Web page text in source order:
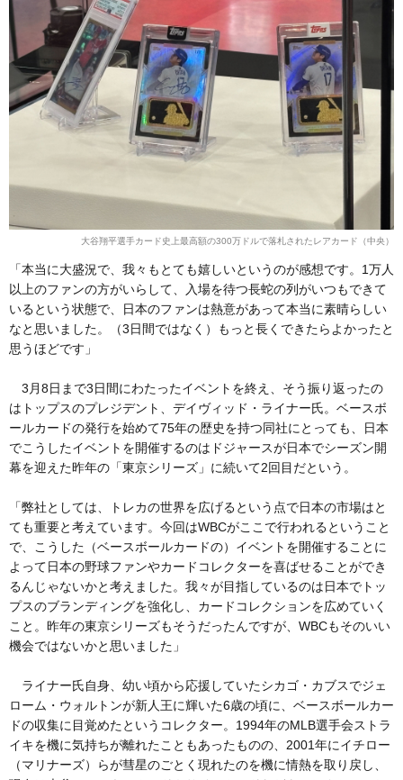
大谷翔平選手カード史上最高額の300万ドルで落札されたレアカード（中央）
「本当に大盛況で、我々もとても嬉しいというのが感想です。1万人
以上のファンの方がいらして、入場を待つ長蛇の列がいつもできて
いるという状態で、日本のファンは熱意があって本当に素晴らしい
なと思いました。（3日間ではなく）もっと長くできたらよかったと
思うほどです」
3月8日まで3日間にわたったイベントを終え、そう振り返ったの
はトップスのプレジデント、デイヴィッド・ライナー氏。ベースボ
ールカードの発行を始めて75年の歴史を持つ同社にとっても、日本
でこうしたイベントを開催するのはドジャースが日本でシーズン開
幕を迎えた昨年の「東京シリーズ」に続いて2回目だという。
「弊社としては、トレカの世界を広げるという点で日本の市場はと
ても重要と考えています。今回はWBCがここで行われるということ
で、こうした（ベースボールカードの）イベントを開催することに
よって日本の野球ファンやカードコレクターを喜ばせることができ
るんじゃないかと考えました。我々が目指しているのは日本でトッ
プスのブランディングを強化し、カードコレクションを広めていく
こと。昨年の東京シリーズもそうだったんですが、WBCもそのいい
機会ではないかと思いました」
ライナー氏自身、幼い頃から応援していたシカゴ・カブスでジェ
ローム・ウォルトンが新人王に輝いた6歳の頃に、ベースボールカー
ドの収集に目覚めたというコレクター。1994年のMLB選手会ストラ
イキを機に気持ちが離れたこともあったものの、2001年にイチロー
（マリナーズ）らが彗星のごとく現れたのを機に情熱を取り戻し、